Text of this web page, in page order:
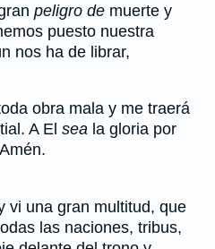
peligro de muerte y
puesto nuestra
nos ha de librar,
obra mala y me traerá
A El sea la gloria por
vi una gran multitud, que
las naciones, tribus,